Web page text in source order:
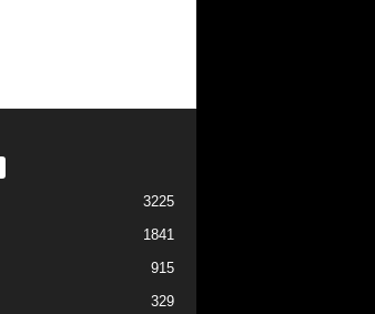
3225
1841
915
329